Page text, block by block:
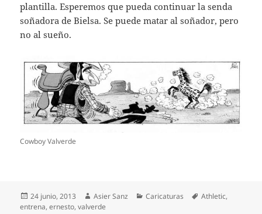
plantilla. Esperemos que pueda continuar la senda
soñadora de Bielsa. Se puede matar al soñador, pero
no al sueño.
Cowboy Valverde
Publicado
el
24 junio, 2013 Autor
Asier Sanz Categorías
Caricaturas Etiquetas
Athletic,
entrena,ernesto,valverde